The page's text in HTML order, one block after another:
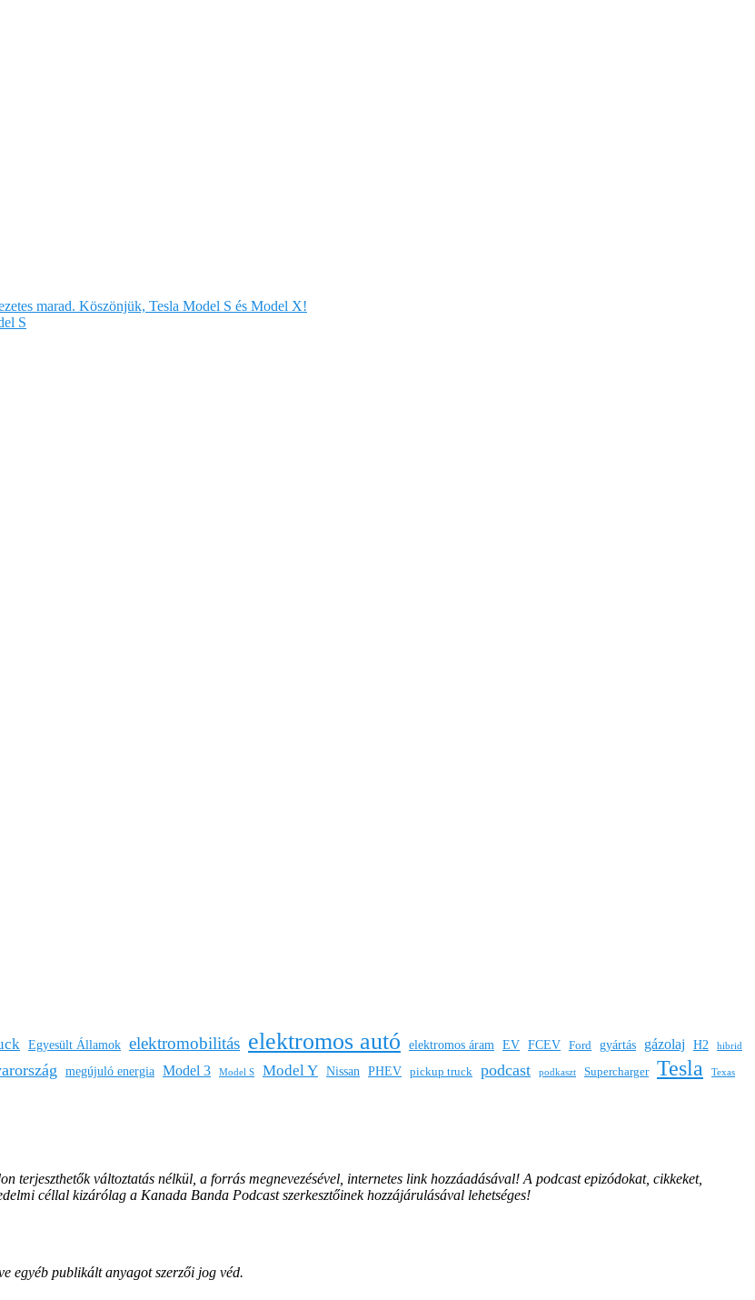
marad. Köszönjük, Tesla Model S és Model X!
S
Egyesült Államok elektromobilitás elektromos autó elektromos áram EV FCEV Ford gyártás gázolaj H2 hibrid
megújuló energia Model 3 Model S Model Y Nissan PHEV pickup truck podcast podkaszt Supercharger Tesla Texas
terjeszthetők változtatás nélkül, a forrás megnevezésével, internetes link hozzáadásával! A podcast epizódokat, cikkeket,
céllal kizárólag a Kanada Banda Podcast szerkesztőinek hozzájárulásával lehetséges!
egyéb publikált anyagot szerzői jog véd.